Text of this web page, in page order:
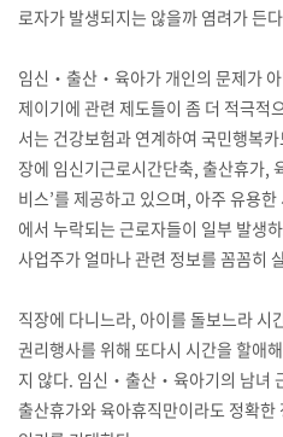
로자가 발생되지는 않을까 염려가 든
임신‧출산‧육아가 개인의 문제가
제이기에 관련 제도들이 좀 더 적극적
서는 건강보험과 연계하여 국민행복
장에 임신기근로시간단축, 출산휴가,
비스’를 제공하고 있으며, 아주 유용
에서 누락되는 근로자들이 일부 발생
사업주가 얼마나 관련 정보를 꼼꼼히
직장에 다니느라, 아이를 돌보느라 시
권리행사를 위해 또다시 시간을 할애
지 않다. 임신‧출산‧육아기의 남녀
출산휴가와 육아휴직만이라도 정확